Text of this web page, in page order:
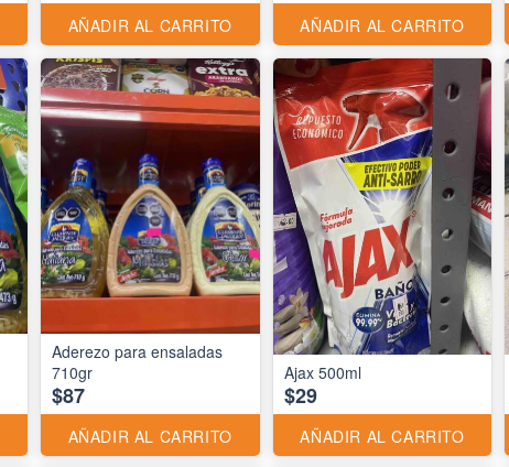
AÑADIR AL CARRITO AÑADIR AL CARRITO
Aderezo para ensaladas
710gr
$87
AÑADIR AL CARRITO
Ajax 500ml
$29
AÑADIR AL CARRITO